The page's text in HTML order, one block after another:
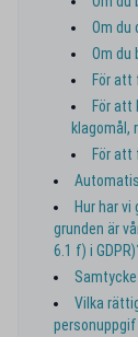
Om du
Om du
För
För att
klagomål,
För
Hur har
grunden är
6.1 f) i
Samtycke
Vilka